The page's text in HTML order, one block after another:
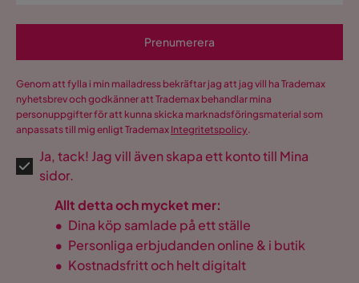
Prenumerera
Genom att fylla i min mailadress bekräftar jag att jag vill ha Trademax
nyhetsbrev och godkänner att Trademax behandlar mina
personuppgifter för att kunna skicka marknadsföringsmaterial som
anpassats till mig enligt Trademax Integritetspolicy.
Ja, tack! Jag vill även skapa ett konto till Mina
sidor.
Allt detta och mycket mer:
• Dina köp samlade på ett ställe
• Personliga erbjudanden online & i butik
• Kostnadsfritt och helt digitalt